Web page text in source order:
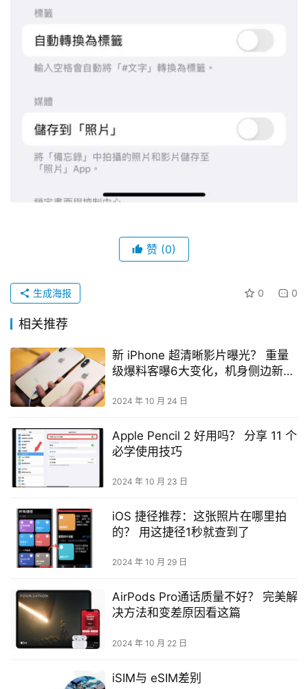
赞 (0)
0 0
生成海报
相关推荐
新 iPhone 超清晰影片曝光？ 重量
级爆料客曝6大变化，机身侧边新亮
2024 年 10 月 24 日
Apple Pencil 2 好用吗？ 分享 11 个
必学使用技巧
2024 年 10 月 23 日
iOS 捷径推荐：这张照片在哪里拍
的？ 用这捷径1秒就查到了
2024 年 10 月 29 日
AirPods Pro通话质量不好？ 完美解
决方法和变差原因看这篇
2024 年 10 月 22 日
iSIM与 eSIM差别